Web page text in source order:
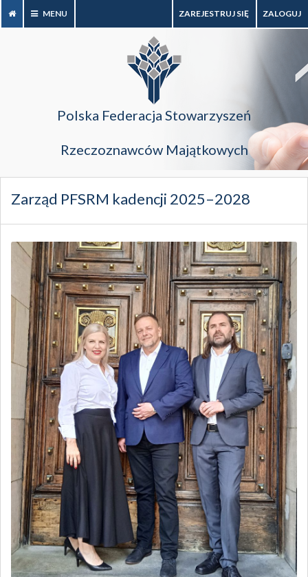
MENU ZALOGUJ
ZAREJESTRUJ SIĘ
Polska Federacja Stowarzyszeń
Rzeczoznawców Majątkowych
Zarząd PFSRM kadencji 2025–2028